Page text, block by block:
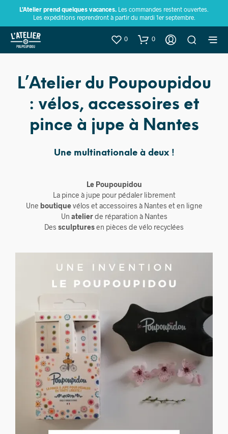
L’Atelier prend quelques vacances. Les commandes restent ouvertes.
Les expéditions reprendront à partir du mardi 1er septembre.
0 0
L’Atelier du Poupoupidou
: vélos, accessoires et
pince à jupe à Nantes
Une multinationale à deux !
Le Poupoupidou
La pince à jupe pour pédaler librement
Une boutiquevélos et accessoires à Nantes et en ligne
Un atelierde réparation à Nantes
Des sculpturesen pièces de vélo recyclées